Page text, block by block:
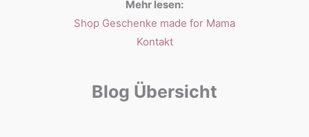
Mehr lesen:
Shop Geschenke made for Mama
Kontakt
Blog Übersicht